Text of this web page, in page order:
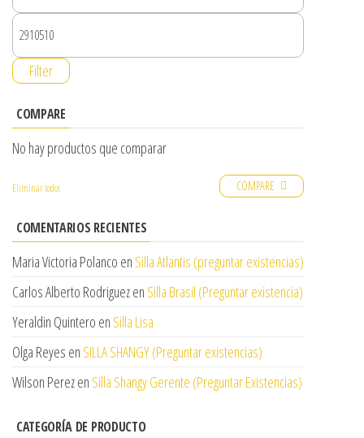
Filter
COMPARE
No hay productos que comparar
Eliminar todos COMPARE
COMENTARIOS RECIENTES
Maria Victoria Polanco en Silla Atlantis (preguntar existencias)
Carlos Alberto Rodriguezen Silla Brasil (Preguntar existencia)
Yeraldin Quintero en Silla Lisa
Olga Reyes en SILLA SHANGY (Preguntar existencias)
Wilson Perezen Silla Shangy Gerente (Preguntar Existencias)
CATEGORÍA DE PRODUCTO